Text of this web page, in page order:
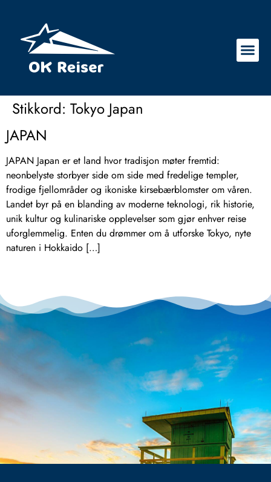
Stikkord: Tokyo Japan
JAPAN
JAPAN Japan er et land hvor tradisjon møter fremtid:
neonbelyste storbyer side om side med fredelige templer,
frodige fjellområder og ikoniske kirsebærblomster om våren.
Landet byr på en blanding av moderne teknologi, rik historie,
unik kultur og kulinariske opplevelser som gjør enhver reise
uforglemmelig. Enten du drømmer om å utforske Tokyo, nyte
naturen i Hokkaido […]